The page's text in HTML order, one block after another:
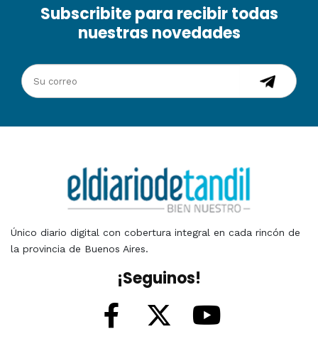
Subscribite para recibir todas
nuestras novedades
Único diario digital con cobertura integral en cada rincón de
la provincia de Buenos Aires.
¡Seguinos!